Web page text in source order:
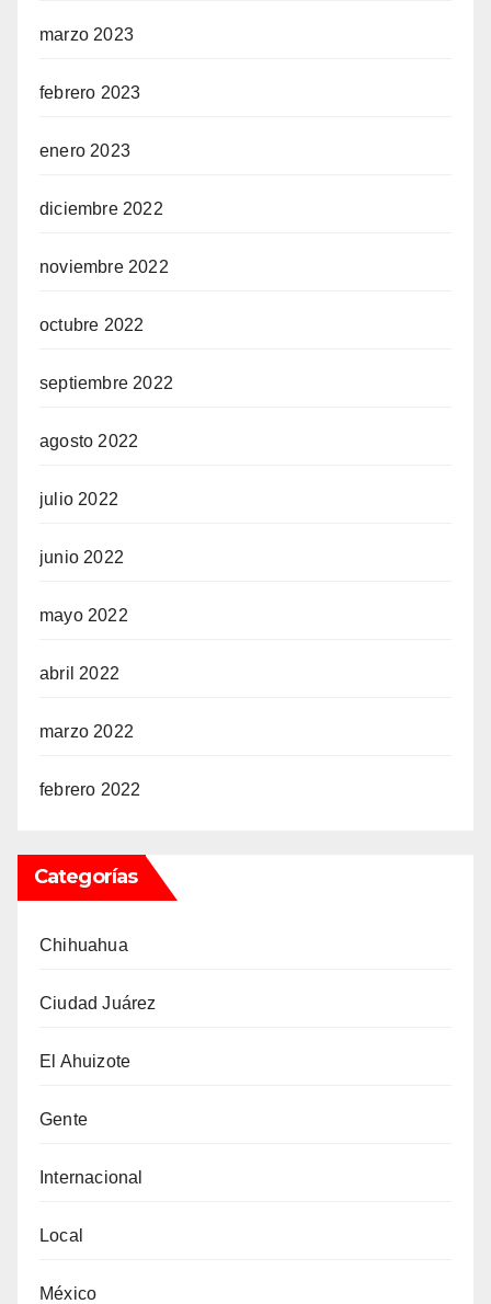
marzo 2023
febrero 2023
enero 2023
diciembre 2022
noviembre 2022
octubre 2022
septiembre 2022
agosto 2022
julio 2022
junio 2022
mayo 2022
abril 2022
marzo 2022
febrero 2022
Categorías
Chihuahua
Ciudad Juárez
El Ahuizote
Gente
Internacional
Local
México